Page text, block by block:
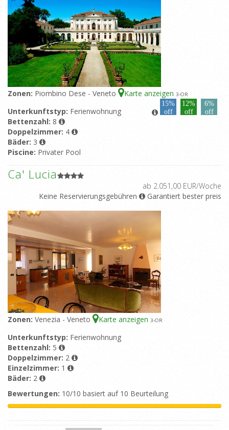
Zonen: Piombino Dese - Veneto Karte anzeigen 3-OR
15%
off
12%
off
6%
off
Unterkunftstyp: Ferienwohnung
Bettenzahl: 8
Doppelzimmer: 4
Bäder: 3
Piscine: Privater Pool
Ca' Lucia
ab 2.051,00 EUR/Woche
Keine Reservierungsgebühren
Garantiert bester preis
Zonen: Venezia - Veneto Karte anzeigen 3-OR
Unterkunftstyp: Ferienwohnung
Bettenzahl: 5
Doppelzimmer: 2
Einzelzimmer: 1
Bäder: 2
Bewertungen: 10/10 basiert auf 10 Beurteilung